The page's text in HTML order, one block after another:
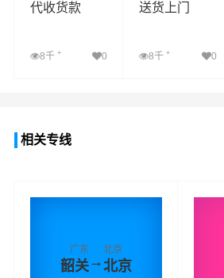
代收货款
8千 + 0
送货上门
8千+ 0
相关专线
广东
韶关→
北京
北京